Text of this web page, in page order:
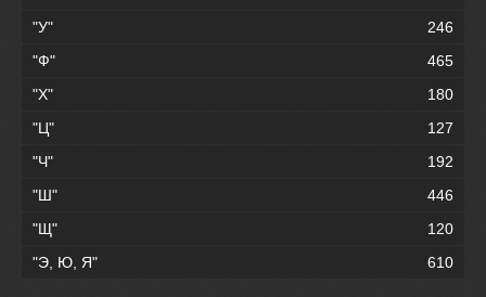
"У"
246
"Ф"
465
"Х"
180
"Ц"
127
"Ч"
192
"Ш"
446
"Щ"
120
"Э, Ю, Я"
610